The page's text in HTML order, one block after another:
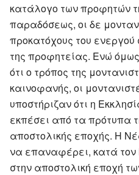
κατάλογο των προφητών
παραδόσεως, οι δε
προκατόχους του
της προφητείας. Ενώ
ότι ο τρόπος της
καινοφανής, οι
υποστήριζαν ότι η
εκπέσει από τα πρότυπα
αποστολικής εποχής. Η
να επαναφέρει, κατά τον
στην αποστολική εποχή